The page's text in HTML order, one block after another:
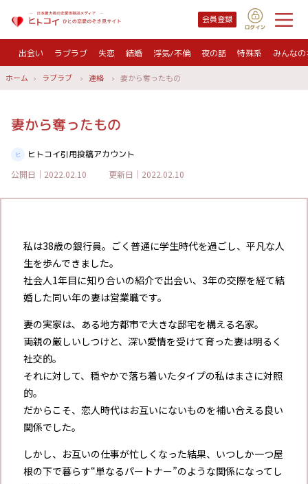
会員登録
出会い ラブラブ 失恋 結婚 浮気/不倫 夜の話 特殊系 みんな
ホーム ラブラブ 連絡 妻から奪ったもの
妻から奪ったもの
ヒトコイ引用投稿アカウント
公開日｜2022.02.10
更新日｜2022.02.10
私は38歳の銀行員。ごく普通に学生時代を過ごし、平凡な人
生を歩んできました。
社会人1年目に知り合いの紹介で出会い、3年の交際を経て結
婚した同い年の妻は営業職です。
妻の実家は、ある地方都市で大きな邸宅を構える名家。
両親の厳しいしつけと、深い愛情を受けて育った妻は明るく
社交的。
それに対して、穏やかで落ち着いたタイプの私はまさに対照
的。
だからこそ、恋人時代はお互いにないものを補い合える良い
関係でした。
しかし、お互いの仕事が忙しくなった結果、いつしか一つ屋
根の下で暮らす“単なるパートナー”のような関係になってし